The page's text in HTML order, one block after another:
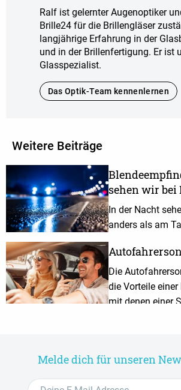
Ralf ist gelernter Augenoptiker
Brille24 für die Brillengläser
langjährige Erfahrung in der
und in der Brillenfertigung. Er ist
Glasspezialist.
Das Optik-Team kennenlernen
Weitere Beiträge
sehen wir bei
In der Nacht
anders als am
einer erhöhten
Erfahre hier
Die
die Vorteile
mit denen einer
Melde dich für unseren